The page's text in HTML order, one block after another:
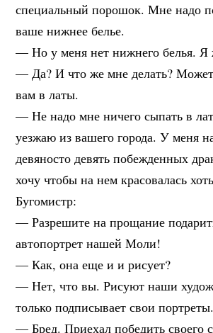
специальный порошок. Мне надо
ваше нижнее белье.
— Но у меня нет нижнего белья. Я
— Да? И что же мне делать? Может
вам в латы.
— Не надо мне ничего сыпать в
уезжаю из вашего города. У меня
девяносто девять побежденных
хочу чтобы на нем красовалась
Бугомистр:
— Разрешите на прощание
автопортрет нашей Моли!
— Как, она еще и и рисует?
— Нет, что вы. Рисуют наши
только подписывает свои портреты.
— Бред. Приехал победить своего